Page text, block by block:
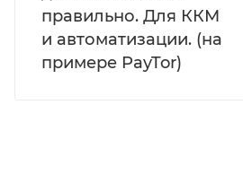
правильно. Для ККМ
и автоматизации. (на
примере PayTor)